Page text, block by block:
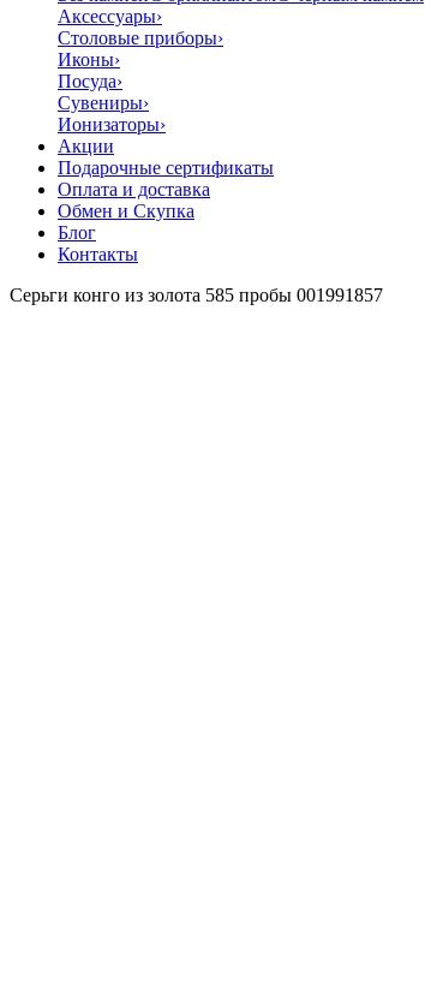
Аксессуары›
Столовые приборы›
Иконы›
Посуда›
Сувениры›
Ионизаторы›
Акции
Подарочные сертификаты
Оплата и доставка
Обмен и Скупка
Блог
Контакты
Серьги конго из золота 585 пробы 001991857